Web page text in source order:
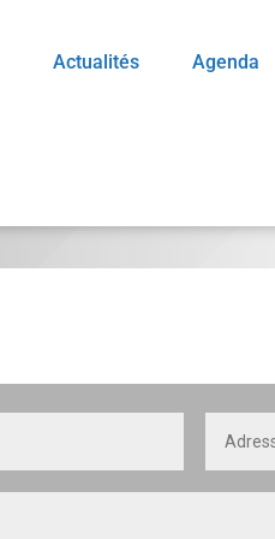
Actualités Agenda